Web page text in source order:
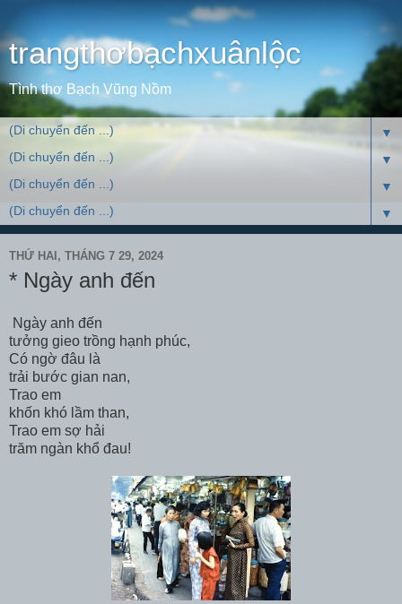
trangthơbạchxuânlộc
Tình thơ Bạch Vũng Nồm
▼
▼
▼
▼
THỨ HAI, THÁNG 7 29, 2024
* Ngày anh đến
Ngày anh đến
tưởng gieo trồng hạnh phúc,
Có ngờ đâu là
trải bước gian nan,
Trao em
khốn khó lầm than,
Trao em sợ hải
trăm ngàn khổ đau!